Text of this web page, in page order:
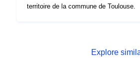
territoire de la commune de Toulouse.
Explore